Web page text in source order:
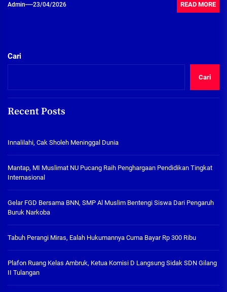
Admin 23/04/2026 READ MORE
Cari
Cari
Recent Posts
Innalilahi, Cak Sholeh Meninggal Dunia
Mantap, MI Muslimat NU Pucang Raih Penghargaan Pendidikan Tingkat
Internasional
Gelar FGD Bersama BNN, SMP Al Muslim Bentengi Siswa Dari Pengaruh
Buruk Narkoba
Tabuh Perangi Miras, Ealah Hukumannya Cuma Bayar Rp 300 Ribu
Plafon Ruang Kelas Ambruk, Ketua Komisi D Langsung Sidak SDN Gilang
II Tulangan